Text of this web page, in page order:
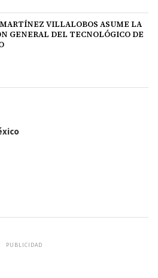
VILLALOBOS ASUME LA
GENERAL DEL TECNOLÓGICO DE
PUBLICIDAD